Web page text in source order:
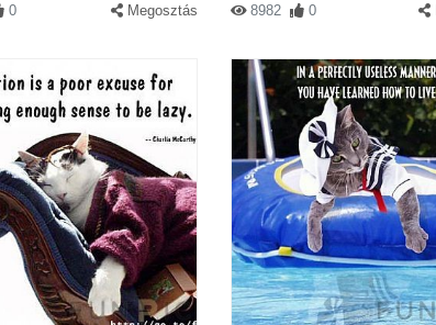
0 Megosztás 8982 0